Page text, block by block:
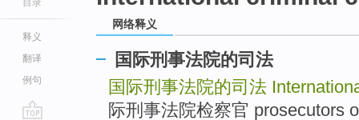
目录
释义
翻译
例句
网络释义
国际刑事法院的司法
国际刑事法院的司法
际刑事法院检察官 prosecutors